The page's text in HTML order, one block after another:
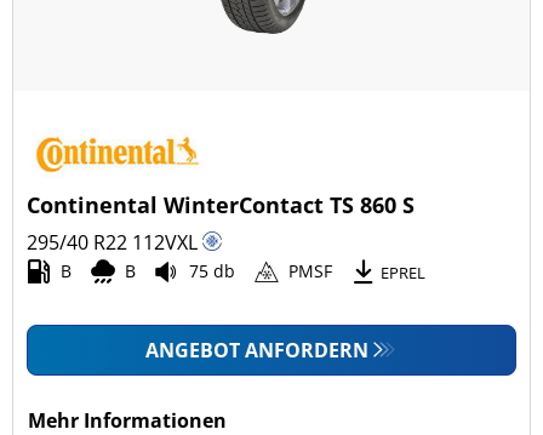
Continental WinterContact TS 860 S
295/40 R22 112VXL
B B 75 db PMSF EPREL
ANGEBOT ANFORDERN
Mehr Informationen